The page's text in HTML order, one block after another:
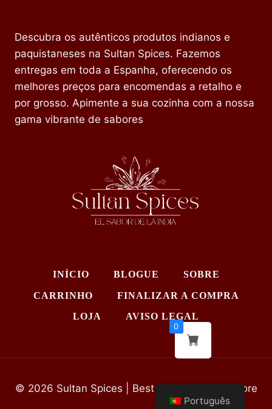
Descubra os autênticos produtos indianos e
paquistaneses na Sultan Spices. Fazemos
entregas em toda a Espanha, oferecendo os
melhores preços para encomendas a retalho e
por grosso. Apimente a sua cozinha com a nossa
gama vibrante de sabores
INÍCIO BLOGUE SOBRE
CARRINHO FINALIZAR A COMPRA
LOJA AVISO LEGAL
© 2026 Sultan Spices | Best Indian Grocery Store
Português
0